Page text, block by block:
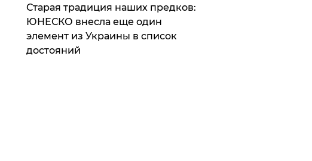
​Старая традиция наших предков:
ЮНЕСКО внесла еще один
элемент из Украины в список
достояний